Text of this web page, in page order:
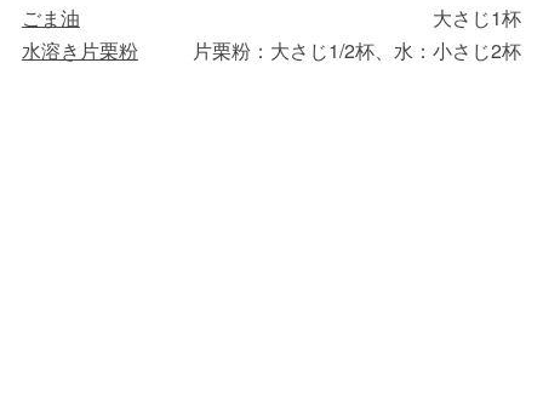
ごま油
大さじ1杯
水溶き片栗粉
片栗粉：大さじ1/2杯、水：小さじ2杯